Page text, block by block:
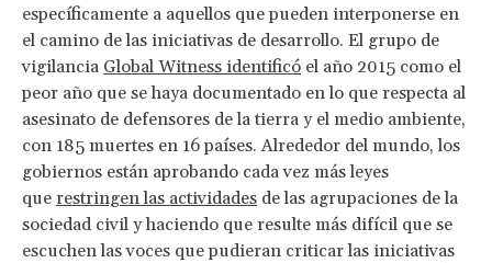
específicamente a aquellos que pueden interponerse en
el camino de las iniciativas de desarrollo. El grupo de
vigilancia Global Witness identificó el año 2015 como el
peor año que se haya documentado en lo que respecta al
asesinato de defensores de la tierra y el medio ambiente,
con 185 muertes en 16 países. Alrededor del mundo, los
gobiernos están aprobando cada vez más leyes
que restringen las actividades de las agrupaciones de la
sociedad civil y haciendo que resulte más difícil que se
escuchen las voces que pudieran criticar las iniciativas